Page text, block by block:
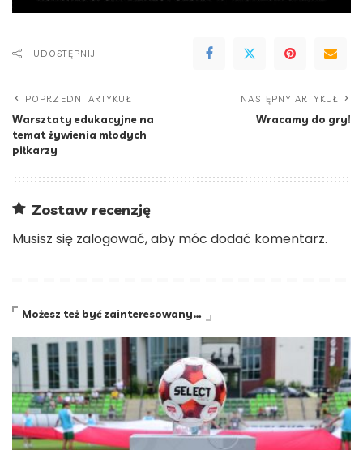
UDOSTĘPNIJ
POPRZEDNI ARTYKUŁ
Warsztaty edukacyjne na
temat żywienia młodych
piłkarzy
NASTĘPNY ARTYKUŁ
Wracamy do gry!
Zostaw recenzję
Musisz się zalogować, aby móc dodać komentarz.
Możesz też być zainteresowany…